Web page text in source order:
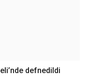
defnedildi